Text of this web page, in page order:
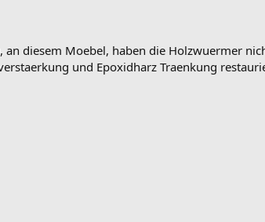
diesem Moebel, haben die Holzwuermer
und Epoxidharz Traenkung